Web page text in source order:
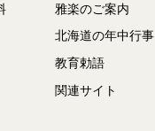
雅楽のご案内
北海道の年中行事
教育勅語
関連サイト